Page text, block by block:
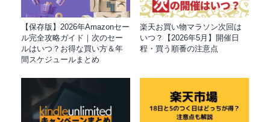
【保存版】2026年Amazonセー
ル完全攻略ガイド｜次のセー
ルはいつ？お得な買い方＆年
間スケジュールまとめ
楽天お買い物マラソン次回は
いつ？【2026年5月】開催日
程・買う順番の注意点